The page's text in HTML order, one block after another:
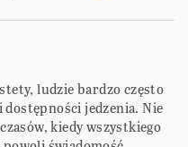
ludzie bardzo często
jedzenia. Nie
kiedy wszystkiego